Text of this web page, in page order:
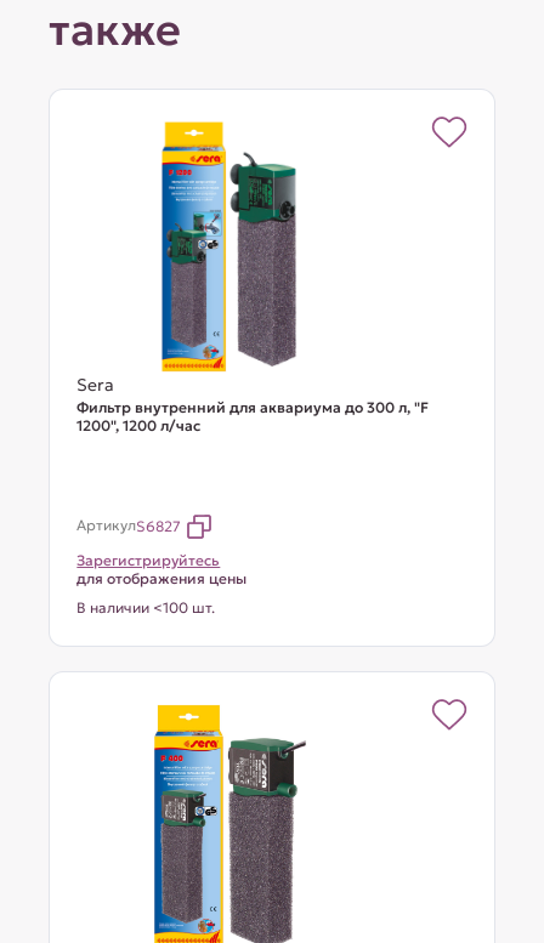
также
Sera
Фильтр внутренний для аквариума до 300 л, "F
1200", 1200 л/час
АртикулS6827
Зарегистрируйтесь
для отображения цены
В наличии <100 шт.